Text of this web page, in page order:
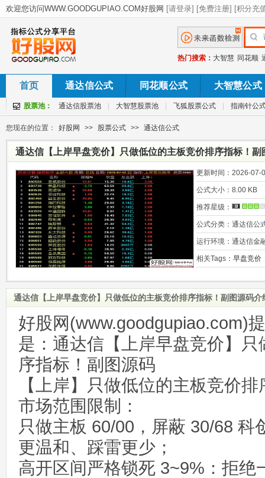
热门搜索： 大智慧 同花顺
首页 通达信公式 同花顺公式 大智慧公式
股票池： 通达信股票池 大智慧股票池 飞狐股票公式 指南针公
您现在的位置： 好股网 >> 股票公式 >> 通达信公式
通达信【上岸早盘竞价】只做低位的主板竞价排序指标！副
更新时间： 2026-07-
公式大小： 8.00 KB
推荐星级：
公式分类： 通达信公
运行环境： 通达信金
相关Tags： 早盘竞价
通达信【上岸早盘竞价】只做低位的主板竞价排序指标！副图源码介
好股网(www.goodgupiao.com)
是：通达信【上岸早盘竞价】
序指标！副图源码
【上岸】只做低位的主板竞价排
市场范围限制：
只做主板 60/00，屏蔽 30/68 科
更温和、踩雷更少；
高开区间严格锁死 3~9%：拒绝